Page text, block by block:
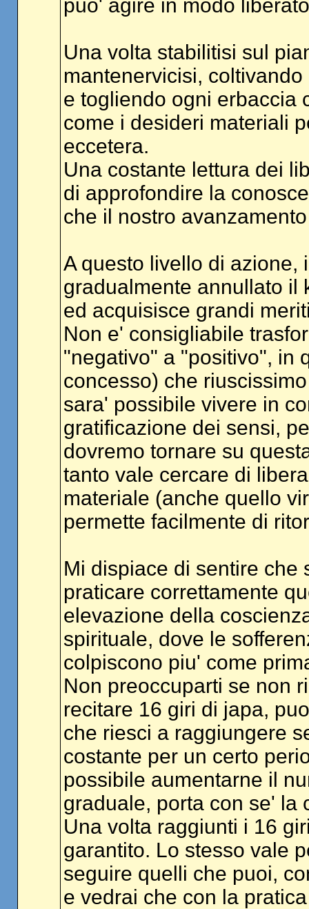
puo' agire in modo
Una volta stabilitisi sul
mantenervicisi,
e togliendo ogni erbaccia
come i desideri materiali
eccetera.
Una costante lettura dei
di approfondire la
che il nostro
A questo livello di azione,
gradualmente annullato il
ed acquisisce grandi
Non e' consigliabile
"negativo" a "positivo", in
concesso) che
sara' possibile vivere in
gratificazione dei sensi,
dovremo tornare su
tanto vale cercare di
materiale (anche quello
permette facilmente di
Mi dispiace di sentire che
praticare correttamente
elevazione della
spirituale, dove le
colpiscono piu' come
Non preoccuparti se non
recitare 16 giri di japa,
che riesci a raggiungere
costante per un certo
possibile aumentarne il
graduale, porta con se' la
Una volta raggiunti i 16
garantito. Lo stesso vale
seguire quelli che puoi,
e vedrai che con la